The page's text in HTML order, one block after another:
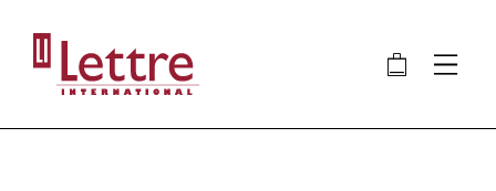
Inhalt
🛍 ⋮